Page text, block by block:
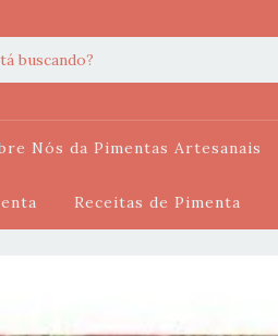
Nós da Pimentas Artesanais
Receitas de Pimenta